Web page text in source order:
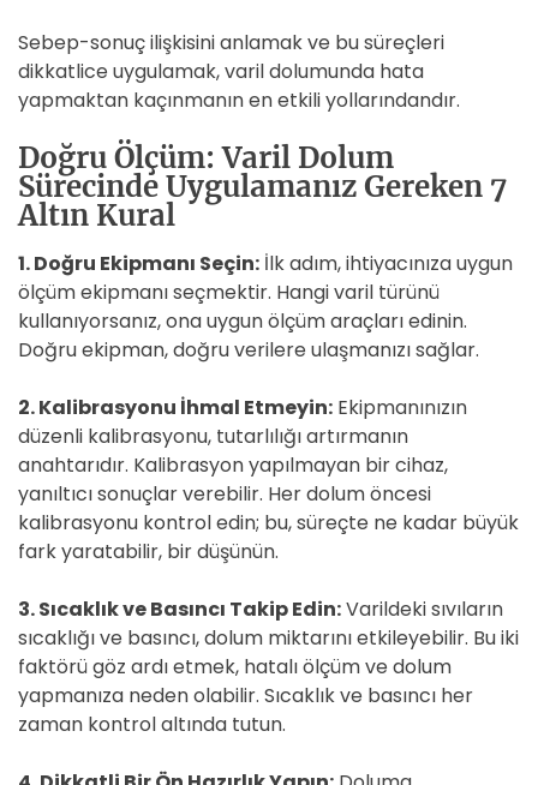
Sebep-sonuç ilişkisini anlamak ve bu süreçleri
dikkatlice uygulamak, varil dolumunda hata
yapmaktan kaçınmanın en etkili yollarındandır.
Doğru Ölçüm: Varil Dolum
Sürecinde Uygulamanız Gereken 7
Altın Kural
1. Doğru Ekipmanı Seçin: İlk adım, ihtiyacınıza uygun
ölçüm ekipmanı seçmektir. Hangi varil türünü
kullanıyorsanız, ona uygun ölçüm araçları edinin.
Doğru ekipman, doğru verilere ulaşmanızı sağlar.
2. Kalibrasyonu İhmal Etmeyin: Ekipmanınızın
düzenli kalibrasyonu, tutarlılığı artırmanın
anahtarıdır. Kalibrasyon yapılmayan bir cihaz,
yanıltıcı sonuçlar verebilir. Her dolum öncesi
kalibrasyonu kontrol edin; bu, süreçte ne kadar büyük
fark yaratabilir, bir düşünün.
3. Sıcaklık ve Basıncı Takip Edin:Varildeki sıvıların
sıcaklığı ve basıncı, dolum miktarını etkileyebilir. Bu iki
faktörü göz ardı etmek, hatalı ölçüm ve dolum
yapmanıza neden olabilir. Sıcaklık ve basıncı her
zaman kontrol altında tutun.